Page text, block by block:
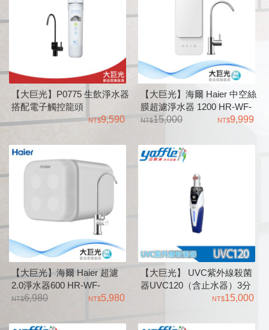
【大巨光】P0775 生飲淨水器
搭配電子觸控龍頭
9,590
【大巨光】海爾 Haier 中空絲
膜超濾淨水器 1200 HR-WF-
CUF1200
15,000 9,999
【大巨光】海爾 Haier 超濾
2.0淨水器600 HR-WF-
QUF600
6,980 5,980
【大巨光】 UVC紫外線殺菌
器UVC120（含止水器）3分
15,000